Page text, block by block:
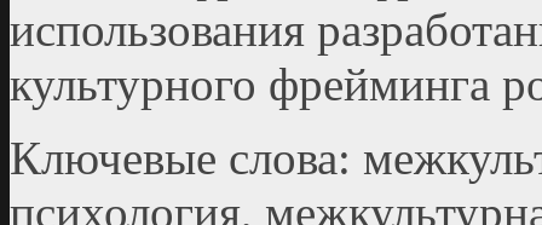
использования
культурного фрейминга
Ключевые слова:
психология,